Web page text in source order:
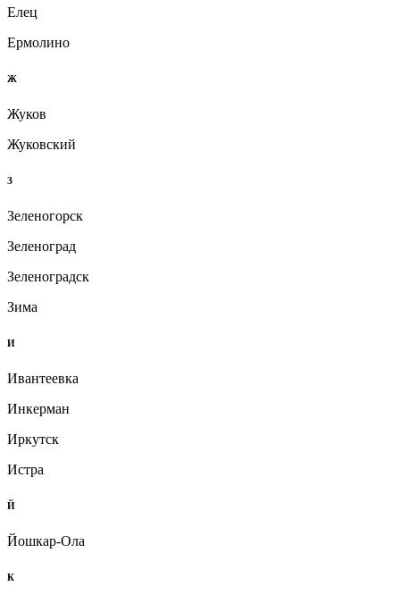
Елец
Ермолино
Ж
Жуков
Жуковский
З
Зеленогорск
Зеленоград
Зеленоградск
Зима
И
Ивантеевка
Инкерман
Иркутск
Истра
Й
Йошкар-Ола
К